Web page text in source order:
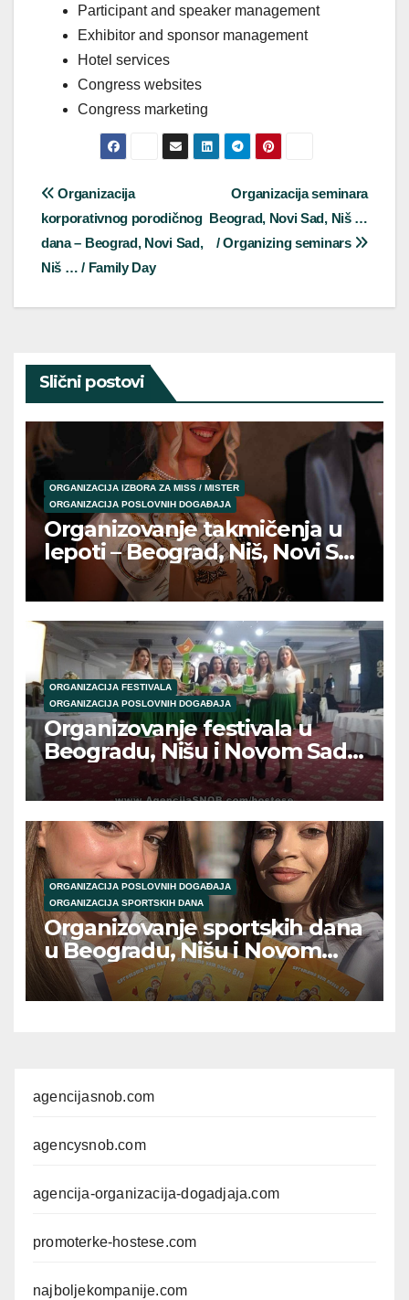
Participant and speaker management
Exhibitor and sponsor management
Hotel services
Congress websites
Congress marketing
Post
navigation
Organizacija seminara
Beograd, Novi Sad, Niš …
/ Organizing seminars
Organizacija
korporativnog porodičnog
dana – Beograd, Novi Sad,
Niš … / Family Day
Slični postovi
ORGANIZACIJA IZBORA ZA MISS / MISTER
ORGANIZACIJA POSLOVNIH DOGAĐAJA
Organizovanje takmičenja u
lepoti – Beograd, Niš, Novi Sad
/ Beauty pageant
organization
ORGANIZACIJA FESTIVALA
ORGANIZACIJA POSLOVNIH DOGAĐAJA
Organizovanje festivala u
Beogradu, Nišu i Novom Sadu
/ Festival event organization
ORGANIZACIJA POSLOVNIH DOGAĐAJA
ORGANIZACIJA SPORTSKIH DANA
Organizovanje sportskih dana
u Beogradu, Nišu i Novom
Sadu / Organizing
corporate/team sports days
agencijasnob.com
agencysnob.com
agencija-organizacija-dogadjaja.com
promoterke-hostese.com
najboljekompanije.com